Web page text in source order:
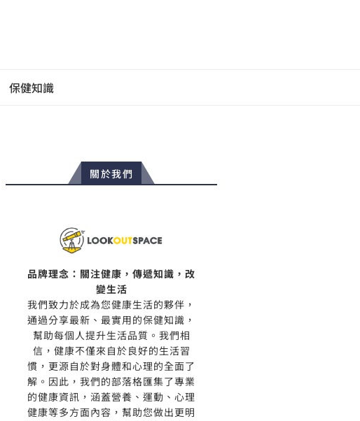
保健知識
關於我們
品牌理念：關注健康，傳遞知識，改
變生活
我們致力於成為您健康生活的夥伴，
通過分享最新、最實用的保健知識，
幫助每個人提升生活品質。我們相
信，健康不僅來自於良好的生活習
慣，更源自於對身體和心理的全面了
解。因此，我們的部落格匯集了專業
的健康資訊，涵蓋營養、運動、心理
健康等多方面內容，幫助您做出更明